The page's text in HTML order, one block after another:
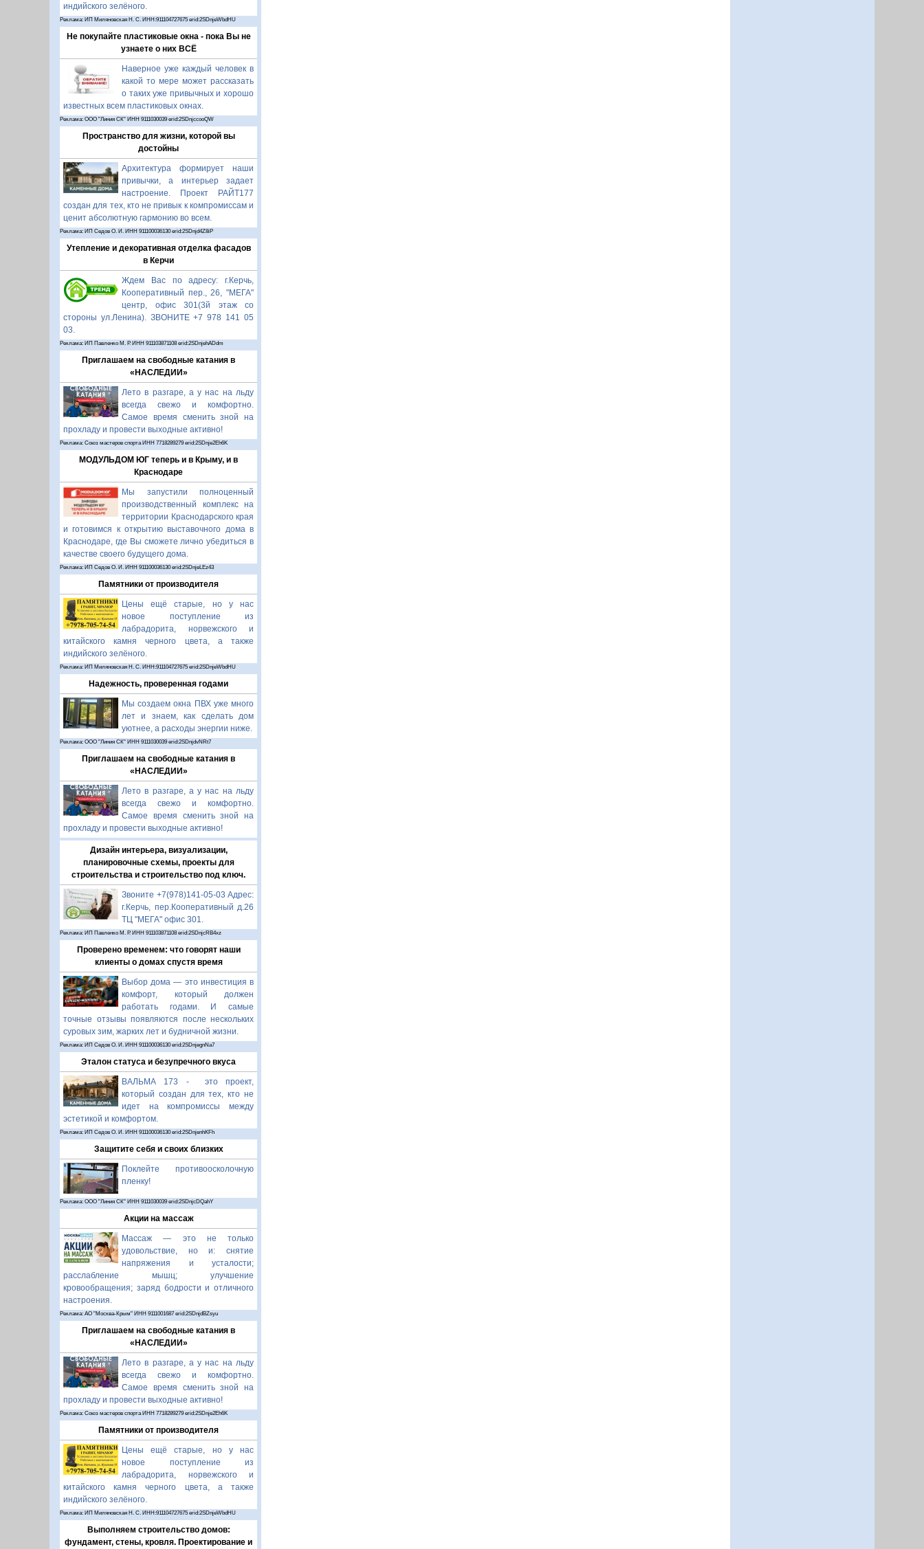
индийского зелёного.
Реклама: ИП Миляновская Н. С. ИНН:911104727675 erid:2SDnjeWbdHU
Не покупайте пластиковые окна - пока Вы не
узнаете о них ВСЁ
Наверное уже каждый человек в
какой то мере может рассказать
о таких уже привычных и хорошо
известных всем пластиковых окнах.
Реклама: ООО "Линия СК" ИНН 9111030039 erid:2SDnjccooQW
Пространство для жизни, которой вы
достойны
Архитектура формирует наши
привычки, а интерьер задает
настроение. Проект РАЙТ177
создан для тех, кто не привык к компромиссам и
ценит абсолютную гармонию во всем.
Реклама: ИП Седов О. И. ИНН 911100036130 erid:2SDnjd4Z8iP
Утепление и декоративная отделка фасадов
в Керчи
Ждем Вас по адресу: г.Керчь,
Кооперативный пер., 26, "МЕГА"
центр, офис 301(3й этаж со
стороны ул.Ленина). ЗВОНИТЕ +7 978 141 05
03.
Реклама: ИП Павленко М. Р. ИНН 911103871108 erid:2SDnjehADdm
Приглашаем на свободные катания в
«НАСЛЕДИИ»
Лето в разгаре, а у нас на льду
всегда свежо и комфортно.
Самое время сменить зной на
прохладу и провести выходные активно!
Реклама: Союз мастеров спорта ИНН 7718289279 erid:2SDnje2Eh6K
МОДУЛЬДОМ ЮГ теперь и в Крыму, и в
Краснодаре
Мы запустили полноценный
производственный комплекс на
территории Краснодарского края
и готовимся к открытию выставочного дома в
Краснодаре, где Вы сможете лично убедиться в
качестве своего будущего дома.
Реклама: ИП Седов О. И. ИНН 911100036130 erid:2SDnjeLEz43
Памятники от производителя
Цены ещё старые, но у нас
новое поступление из
лабрадорита, норвежского и
китайского камня черного цвета, а также
индийского зелёного.
Реклама: ИП Миляновская Н. С. ИНН:911104727675 erid:2SDnjeWbdHU
Надежность, проверенная годами
Мы создаем окна ПВХ уже много
лет и знаем, как сделать дом
уютнее, а расходы энергии ниже.
Реклама: ООО "Линия СК" ИНН 9111030039 erid:2SDnjdvNRt7
Приглашаем на свободные катания в
«НАСЛЕДИИ»
Лето в разгаре, а у нас на льду
всегда свежо и комфортно.
Самое время сменить зной на
прохладу и провести выходные активно!
Дизайн интерьера, визуализации,
планировочные схемы, проекты для
строительства и строительство под ключ.
Звоните +7(978)141-05-03 Адрес:
г.Керчь, пер.Кооперативный д.26
ТЦ "МЕГА" офис 301.
Реклама: ИП Павленко М. Р. ИНН 911103871108 erid:2SDnjcRB4xz
Проверено временем: что говорят наши
клиенты о домах спустя время
Выбор дома — это инвестиция в
комфорт, который должен
работать годами. И самые
точные отзывы появляются после нескольких
суровых зим, жарких лет и будничной жизни.
Реклама: ИП Седов О. И. ИНН 911100036130 erid:2SDnjegnNa7
Эталон статуса и безупречного вкуса
ВАЛЬМА 173 - это проект,
который создан для тех, кто не
идет на компромиссы между
эстетикой и комфортом.
Реклама: ИП Седов О. И. ИНН 911100036130 erid:2SDnjenhKFh
Защитите себя и своих близких
Поклейте противоосколочную
пленку!
Реклама: ООО "Линия СК" ИНН 9111030039 erid:2SDnjcDQahY
Акции на массаж
Массаж — это не только
удовольствие, но и: снятие
напряжения и усталости;
расслабление мышц; улучшение
кровообращения; заряд бодрости и отличного
настроения.
Реклама: АО "Москва-Крым" ИНН 9111001687 erid:2SDnjdBZsyu
Приглашаем на свободные катания в
«НАСЛЕДИИ»
Лето в разгаре, а у нас на льду
всегда свежо и комфортно.
Самое время сменить зной на
прохладу и провести выходные активно!
Реклама: Союз мастеров спорта ИНН 7718289279 erid:2SDnje2Eh6K
Памятники от производителя
Цены ещё старые, но у нас
новое поступление из
лабрадорита, норвежского и
китайского камня черного цвета, а также
индийского зелёного.
Реклама: ИП Миляновская Н. С. ИНН:911104727675 erid:2SDnjeWbdHU
Выполняем строительство домов:
фундамент, стены, кровля. Проектирование и